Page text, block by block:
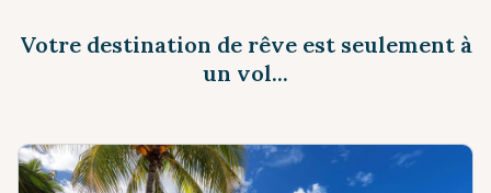
Votre destination de rêve est seulement à
un vol...